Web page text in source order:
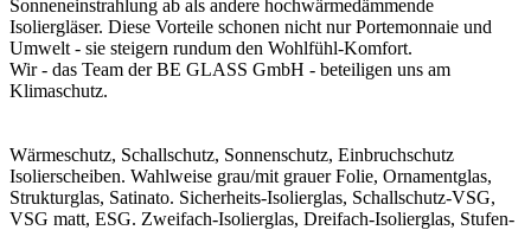
Sonneneinstrahlung ab als andere hochwärmedämmende
Isoliergläser. Diese Vorteile schonen nicht nur Portemonnaie und
Umwelt - sie steigern rundum den Wohlfühl-Komfort.
Wir - das Team der BE GLASS GmbH - beteiligen uns am
Klimaschutz.
Wärmeschutz, Schallschutz, Sonnenschutz, Einbruchschutz
Isolierscheiben. Wahlweise grau/mit grauer Folie, Ornamentglas,
Strukturglas, Satinato. Sicherheits-Isolierglas, Schallschutz-VSG,
VSG matt, ESG. Zweifach-Isolierglas, Dreifach-Isolierglas, Stufen-